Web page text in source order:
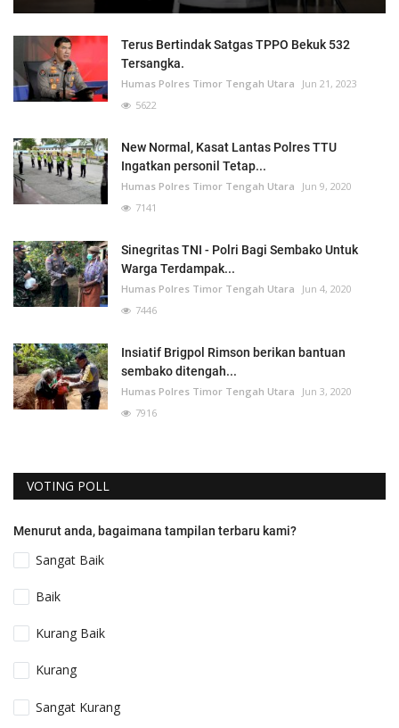
Terus Bertindak Satgas TPPO Bekuk 532
Tersangka.
Humas Polres Timor Tengah Utara
Jun 21, 2023
5622
New Normal, Kasat Lantas Polres TTU
Ingatkan personil Tetap...
Humas Polres Timor Tengah Utara
Jun 9, 2020
7141
Sinegritas TNI - Polri Bagi Sembako Untuk
Warga Terdampak...
Humas Polres Timor Tengah Utara
Jun 4, 2020
7446
Insiatif Brigpol Rimson berikan bantuan
sembako ditengah...
Humas Polres Timor Tengah Utara
Jun 3, 2020
7916
VOTING POLL
Menurut anda, bagaimana tampilan terbaru kami?
Sangat Baik
Baik
Kurang Baik
Kurang
Sangat Kurang